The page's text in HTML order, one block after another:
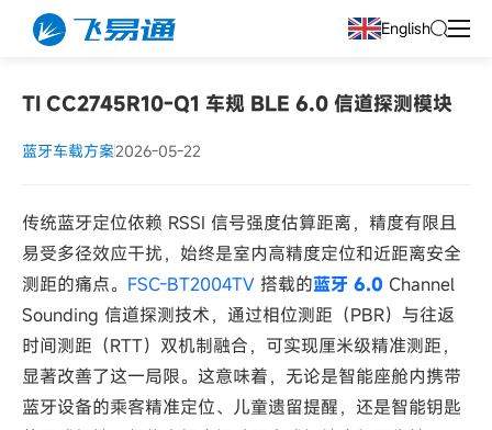
English
TI CC2745R10-Q1 车规 BLE 6.0 信道探测模块
蓝牙车载方案2026-05-22
传统蓝牙定位依赖 RSSI 信号强度估算距离，精度有限且
易受多径效应干扰，始终是室内高精度定位和近距离安全
测距的痛点。 FSC-BT2004TV 搭载的蓝牙 6.0 Channel
Sounding 信道探测技术，通过相位测距（PBR）与往返
时间测距（RTT）双机制融合，可实现厘米级精准测距，
显著改善了这一局限。这意味着，无论是智能座舱内携带
蓝牙设备的乘客精准定位、儿童遗留提醒，还是智能钥匙